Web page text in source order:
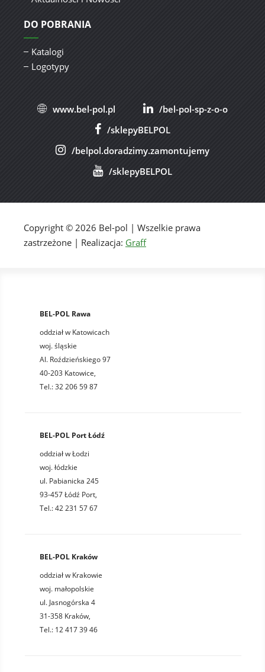
DO POBRANIA
Katalogi
Logotypy
www.bel-pol.pl
/bel-pol-sp-z-o-o
/sklepyBELPOL
/belpol.doradzimy.zamontujemy
/sklepyBELPOL
Copyright © 2026 Bel-pol | Wszelkie prawa
zastrzeżone | Realizacja: Graff
BEL-POL Rawa
oddział w Katowicach
woj. śląskie
Al. Roździeńskiego 97
40-203 Katowice,
Tel.: 32 206 59 87
BEL-POL Port Łódź
oddział w Łodzi
woj. łódzkie
ul. Pabianicka 245
93-457 Łódź Port,
Tel.: 42 231 57 67
BEL-POL Kraków
oddział w Krakowie
woj. małopolskie
ul. Jasnogórska 4
31-358 Kraków,
Tel.: 12 417 39 46